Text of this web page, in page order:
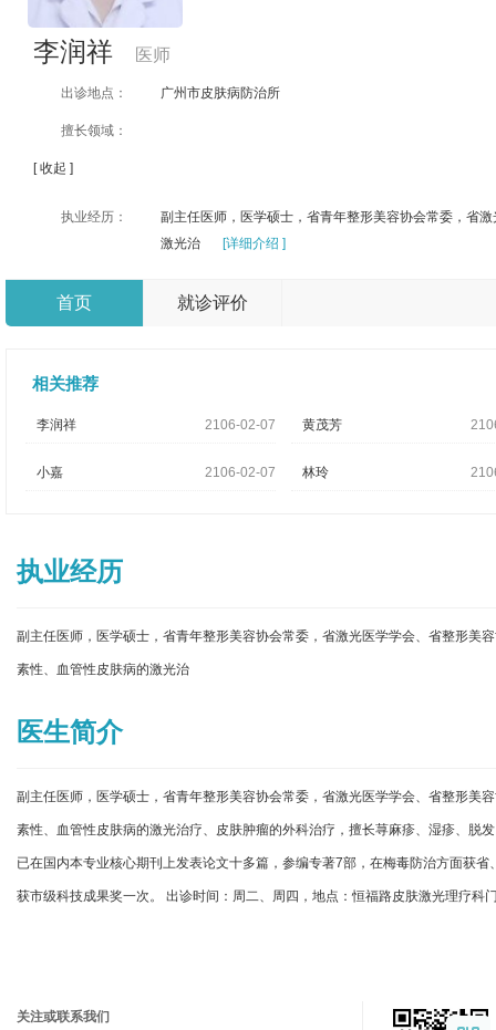
李润祥 医师
出诊地点： 广州市皮肤病防治所
擅长领域：
[ 收起 ]
执业经历：
副主任医师，医学硕士，省青年整形美容协会常委，省
激光治
[详细介绍 ]
首页 就诊评价
相关推荐
李润祥 2106-02-07 黄茂芳
小嘉 2106-02-07 林玲
执业经历
副主任医师，医学硕士，省青年整形美容协会常委，省激光医学学会、省整形美
素性、血管性皮肤病的激光治
医生简介
副主任医师，医学硕士，省青年整形美容协会常委，省激光医学学会、省整形美
素性、血管性皮肤病的激光治疗、皮肤肿瘤的外科治疗，擅长荨麻疹、湿疹、脱
已在国内本专业核心期刊上发表论文十多篇，参编专著7部，在梅毒防治方面获
获市级科技成果奖一次。 出诊时间：周二、周四，地点：恒福路皮肤激光理疗科
关注或联系我们